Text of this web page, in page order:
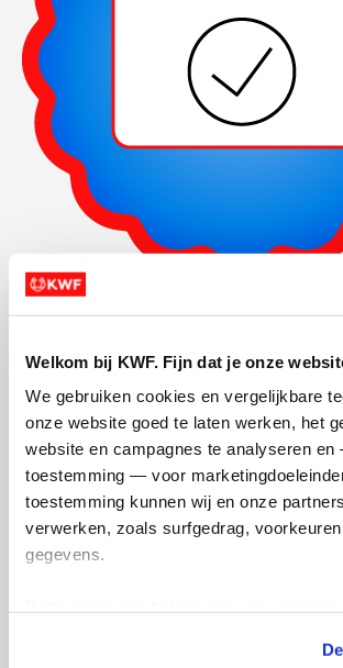
Welkom bij KWF. Fijn dat je onze
We gebruiken cookies en vergelijkbare
onze website goed te laten werken, het
website en campagnes te analyseren
toestemming — voor
toestemming kunnen wij en onze
verwerken, zoals surfgedrag,
gegevens.
tonen. Je kunt je toestemming op elk
Actiepagina gemaakt